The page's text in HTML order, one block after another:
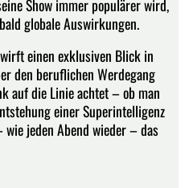
Show immer populärer wird,
globale Auswirkungen.
einen exklusiven Blick in
den beruflichen Werdegang
auf die Linie achtet – ob man
einer Superintelligenz
jeden Abend wieder – das